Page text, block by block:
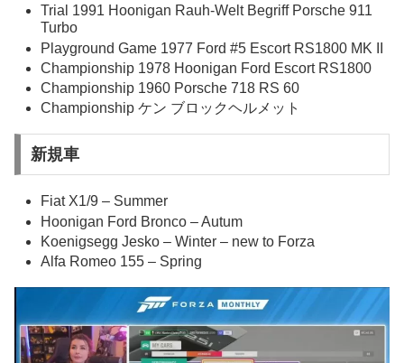
Trial 1991 Hoonigan Rauh-Welt Begriff Porsche 911
Turbo
Playground Game 1977 Ford #5 Escort RS1800 MK II
Championship 1978 Hoonigan Ford Escort RS1800
Championship 1960 Porsche 718 RS 60
Championship ケン ブロックヘルメット
新規車
Fiat X1/9 – Summer
Hoonigan Ford Bronco – Autum
Koenigsegg Jesko – Winter – new to Forza
Alfa Romeo 155 – Spring